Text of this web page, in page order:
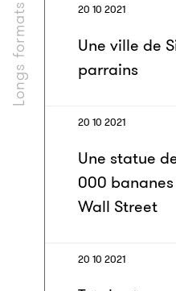
Longs formats 20 10 2021
Une ville de
parrains
20 10 2021
Une statue
000
Wall Street
20 10 2021